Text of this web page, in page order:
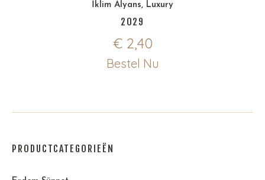
İklim Alyans, Luxury
2029
€ 2,40
Bestel Nu
PRODUCTCATEGORIEËN